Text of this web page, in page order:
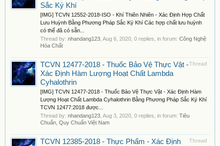
Sắc Ký Khí
[IMG] TCVN 12552-2018-ISO - Khí Thiên Nhiên - Xác Định Hợp Chất
Lưu Huỳnh Bằng Phương Pháp Sắc Ký Khí Các hợp chất lưu huỳnh
có thể đã có sẵn...
Thread by: nhandang123 Aug 6, 2020 , 0 replies, in forum: Công Nghệ
Hóa Chất
Thread
TCVN 12477-2018 - Thuốc Bảo Vệ Thực Vật -
Xác Định Hàm Lượng Hoạt Chất Lambda
Cyhalothrin
[IMG] TCVN 12477-2018 - Thuốc Bảo Vệ Thực Vật - Xác Định Hàm
Lượng Hoạt Chất Lambda Cyhalothrin Bằng Phương Pháp Sắc Ký Khí
TCVN 12477:2018 được...
Thread by: nhandang123 Aug 3, 2020 , 0 replies, in forum: Tiêu
Chuẩn, Quy Chuẩn Việt Nam
Thread
TCVN 12385-2018 - Thực Phẩm - Xác Định